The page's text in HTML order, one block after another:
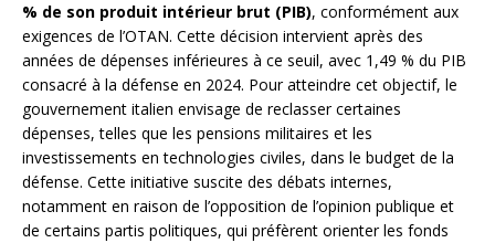
% de son produit intérieur brut (PIB), conformément aux
exigences de l’OTAN. Cette décision intervient après des
années de dépenses inférieures à ce seuil, avec 1,49 % du PIB
consacré à la défense en 2024. Pour atteindre cet objectif, le
gouvernement italien envisage de reclasser certaines
dépenses, telles que les pensions militaires et les
investissements en technologies civiles, dans le budget de la
défense. Cette initiative suscite des débats internes,
notamment en raison de l’opposition de l’opinion publique et
de certains partis politiques, qui préfèrent orienter les fonds